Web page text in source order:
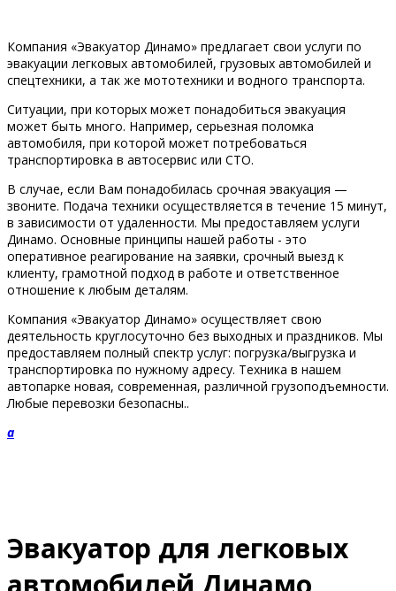
Компания «Эвакуатор Динамо» предлагает свои услуги по
эвакуации легковых автомобилей, грузовых автомобилей и
спецтехники, а так же мототехники и водного транспорта.
Ситуации, при которых может понадобиться эвакуация
может быть много. Например, серьезная поломка
автомобиля, при которой может потребоваться
транспортировка в автосервис или СТО.
В случае, если Вам понадобилась срочная эвакуация —
звоните. Подача техники осуществляется в течение 15 минут,
в зависимости от удаленности. Мы предоставляем услуги
Динамо. Основные принципы нашей работы - это
оперативное реагирование на заявки, срочный выезд к
клиенту, грамотной подход в работе и ответственное
отношение к любым деталям.
Компания «Эвакуатор Динамо» осуществляет свою
деятельность круглосуточно без выходных и праздников. Мы
предоставляем полный спектр услуг: погрузка/выгрузка и
транспортировка по нужному адресу. Техника в нашем
автопарке новая, современная, различной грузоподъемности.
Любые перевозки безопасны..
a
Эвакуатор для легковых